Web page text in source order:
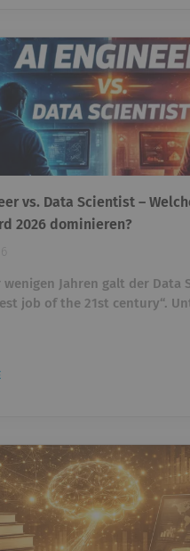
entstehen. Prototypen
vs. Data Scientist –
2026 dominieren?
wenigen Jahren galt der Data
job of the 21st century“.
vorweisen konnte,